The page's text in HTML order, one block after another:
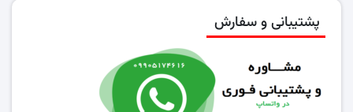
پشتیبانی و سفارش